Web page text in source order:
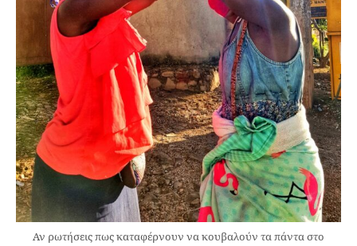
Αν ρωτήσεις πως καταφέρνουν να κουβαλούν τα πάντα στο